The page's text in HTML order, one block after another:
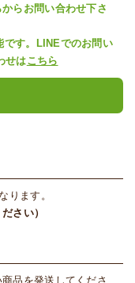
らお問い合わせ下さ
す。LINEでのお問い
せはこちら
ります。
さい）
品を発送してくださ